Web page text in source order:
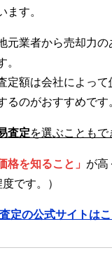
ます。
元業者から売却力
。
定額は会社によって
るのがおすすめです
査定を選ぶこともで
格を知ること」 が高
です。）
定の公式サイトは